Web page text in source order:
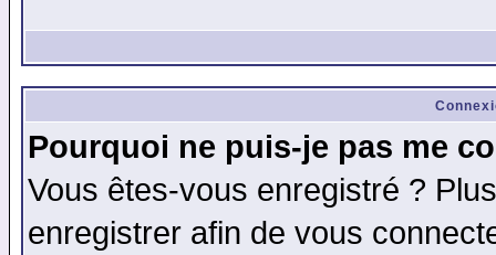
Pourquoi ne puis-je pas me
Vous êtes-vous enregistré ?
enregistrer afin de vous